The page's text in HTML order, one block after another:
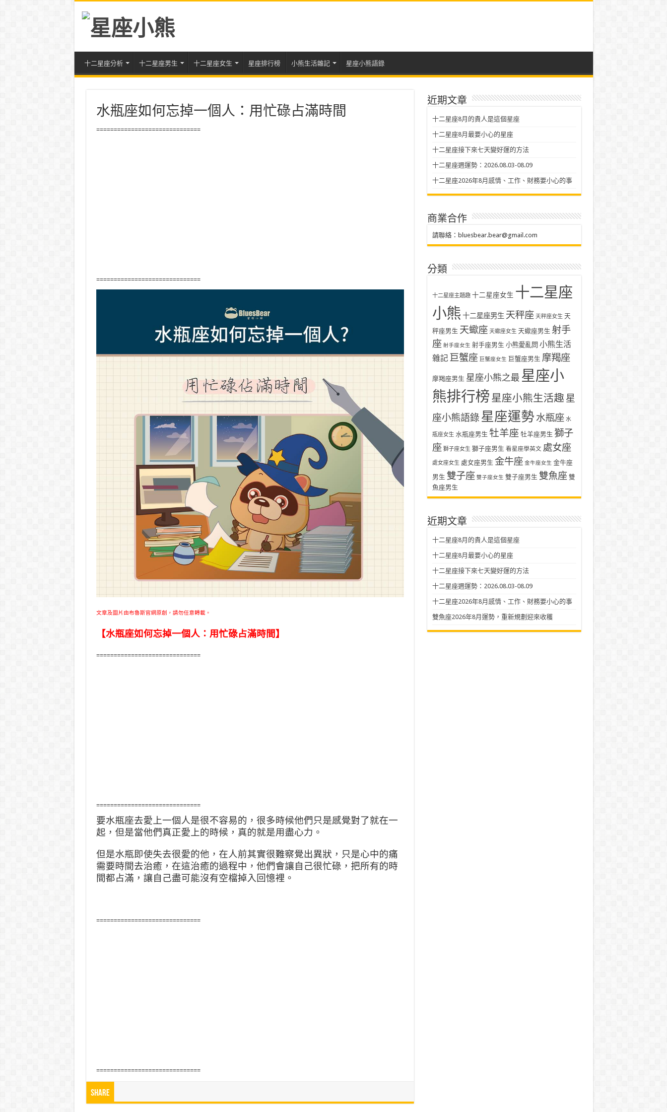
十二星座分析 十二星座男生 十二星座女生 星座排行榜 小熊生活雜記 星座小熊語錄
水瓶座如何忘掉一個人：用忙碌占滿時間
==============================
==============================
文章及圖片由布魯斯官網原創，請勿任意轉載。
【水瓶座如何忘掉一個人：用忙碌占滿時間】
==============================
==============================
要水瓶座去愛上一個人是很不容易的，很多時候他們只是感覺對了就在一
起，但是當他們真正愛上的時候，真的就是用盡心力。
但是水瓶即使失去很愛的他，在人前其實很難察覺出異狀， 只是心中的痛
需要時間去治癒，在這治癒的過程中，他們會讓自己很忙碌，把所有的時
間都占滿，讓自己盡可能沒有空檔掉入回憶裡。
==============================
==============================
Share
近期文章
十二星座8月的貴人是這個星座
十二星座8月最要小心的星座
十二星座接下來七天變好運的方法
十二星座週運勢：2026.08.03-08.09
十二星座2026年8月感情、工作、財務要小心的事
商業合作
請聯絡： bluesbear.bear@gmail.com
分類
十二星座主題趣 十二星座女生 十二星座
小熊 十二星座男生 天秤座 天秤座女生 天
秤座男生 天蠍座 天蠍座女生 天蠍座男生 射手
座 射手座女生 射手座男生 小熊愛亂問 小熊生活
雜記 巨蟹座 巨蟹座女生 巨蟹座男生 摩羯座
摩羯座男生 星座小熊之最 星座小
熊排行榜 星座小熊生活趣 星
座小熊語錄星座運勢 水瓶座 水
瓶座女生 水瓶座男生 牡羊座 牡羊座男生 獅子
座 獅子座女生 獅子座男生 看星座學英文 處女座
處女座女生 處女座男生 金牛座 金牛座女生 金牛座
男生 雙子座 雙子座女生 雙子座男生 雙魚座 雙
魚座男生
近期文章
十二星座8月的貴人是這個星座
十二星座8月最要小心的星座
十二星座接下來七天變好運的方法
十二星座週運勢：2026.08.03-08.09
十二星座2026年8月感情、工作、財務要小心的事
雙魚座2026年8月運勢，重新規劃迎來收穫